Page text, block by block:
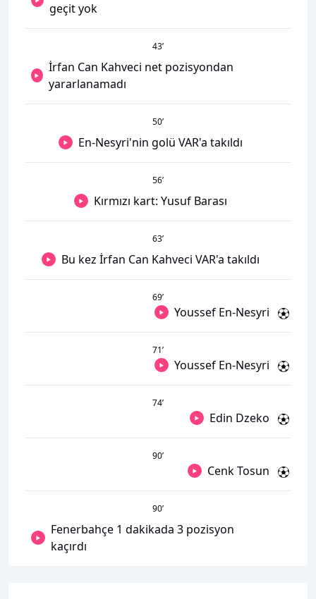
geçit yok
43’
İrfan Can Kahveci net pozisyondan
yararlanamadı
50’
En-Nesyri'nin golü VAR'a takıldı
56’
Kırmızı kart: Yusuf Barası
63’
Bu kez İrfan Can Kahveci VAR'a takıldı
69’
Youssef En-Nesyri
71’
Youssef En-Nesyri
74’
Edin Dzeko
90’
Cenk Tosun
90’
Fenerbahçe 1 dakikada 3 pozisyon
kaçırdı